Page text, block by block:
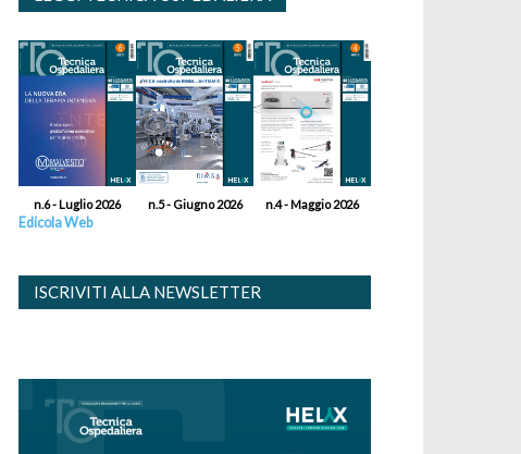
n.6 - Luglio 2026 n.5 - Giugno 2026 n.4 - Maggio 2026
Edicola Web
ISCRIVITI ALLA NEWSLETTER